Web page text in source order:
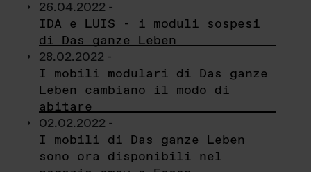
26.04.2022 -
IDA e LUIS - i moduli sospesi
di Das ganze Leben
28.02.2022 -
I mobili modulari di Das ganze
Leben cambiano il modo di
abitare
02.02.2022 -
I mobili di Das ganze Leben
sono ora disponibili nel